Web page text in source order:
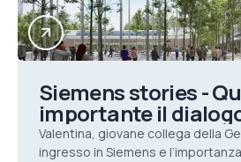
Siemens stories -
importante il
generazioni?
Valentina, giovane collega della
ingresso in Siemens e